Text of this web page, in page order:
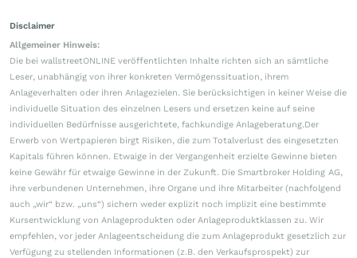
Disclaimer
Allgemeiner Hinweis:
Die bei wallstreetONLINE veröffentlichten Inhalte richten sich an sämtliche
Leser, unabhängig von ihrer konkreten Vermögenssituation, ihrem
Anlageverhalten oder ihren Anlagezielen. Sie berücksichtigen in keiner Weise die
individuelle Situation des einzelnen Lesers und ersetzen keine auf seine
individuellen Bedürfnisse ausgerichtete, fachkundige Anlageberatung.Der
Erwerb von Wertpapieren birgt Risiken, die zum Totalverlust des eingesetzten
Kapitals führen können. Etwaige in der Vergangenheit erzielte Gewinne bieten
keine Gewähr für etwaige Gewinne in der Zukunft. Die Smartbroker Holding AG,
ihre verbundenen Unternehmen, ihre Organe und ihre Mitarbeiter (nachfolgend
auch „wir“ bzw. „uns“) sichern weder explizit noch implizit eine bestimmte
Kursentwicklung von Anlageprodukten oder Anlageproduktklassen zu. Wir
empfehlen, vor jeder Anlageentscheidung die zum Anlageprodukt gesetzlich zur
Verfügung zu stellenden Informationen (z.B. den Verkaufsprospekt) zur